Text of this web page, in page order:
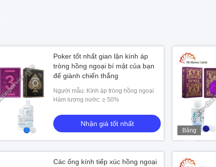
Poker tốt nhất gian lận kính áp
tròng hồng ngoại bí mật của bạn
để giành chiến thắng
Người mẫu: Kính áp tròng hồng ngoại
Hàm lượng nước: ≥ 50%
Nhận giá tốt nhất
Băng
hình
Các ống kính tiếp xúc hồng ngoại